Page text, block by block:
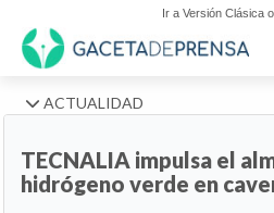
Ir a Versión Clásica
ACTUALIDAD
TECNALIA impulsa el
hidrógeno verde en